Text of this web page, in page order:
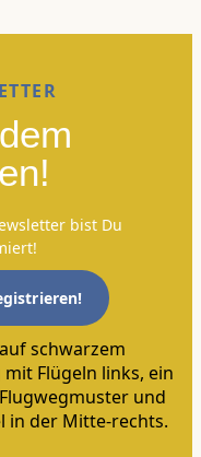
bist Du